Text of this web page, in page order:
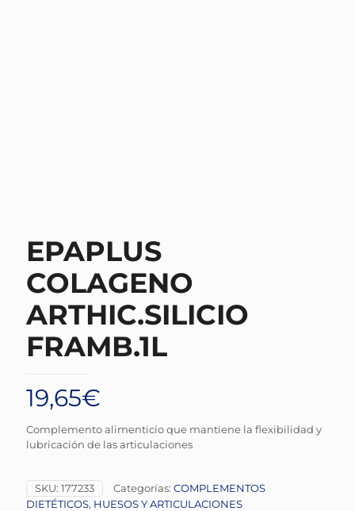
EPAPLUS
COLAGENO
ARTHIC.SILICIO
FRAMB.1L
19,65€
Complemento alimenticio que mantiene la flexibilidad y
lubricación de las articulaciones
SKU: 177233 Categorías: COMPLEMENTOS
DIETÉTICOS, HUESOS Y ARTICULACIONES